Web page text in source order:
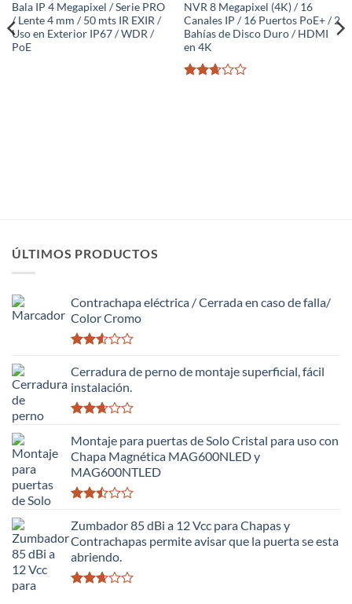
Bala IP 4 Megapixel / Serie PRO
/ Lente 4 mm / 50 mts IR EXIR /
Uso en Exterior IP67 / WDR /
PoE
NVR 8 Megapixel (4K) / 16
Canales IP / 16 Puertos PoE+ / 2
Bahías de Disco Duro / HDMI
en 4K
ÚLTIMOS PRODUCTOS
Contrachapa eléctrica / Cerrada en caso de falla/
Color Cromo
con
2.51
de 5
Cerradura de perno de montaje superficial, fácil
instalación.
con
2.63
de 5
Montaje para puertas de Solo Cristal para uso con
Chapa Magnética MAG600NLED y
MAG600NTLED
con
2.49
de 5
Zumbador 85 dBi a 12 Vcc para Chapas y
Contrachapas permite avisar que la puerta se esta
abriendo.